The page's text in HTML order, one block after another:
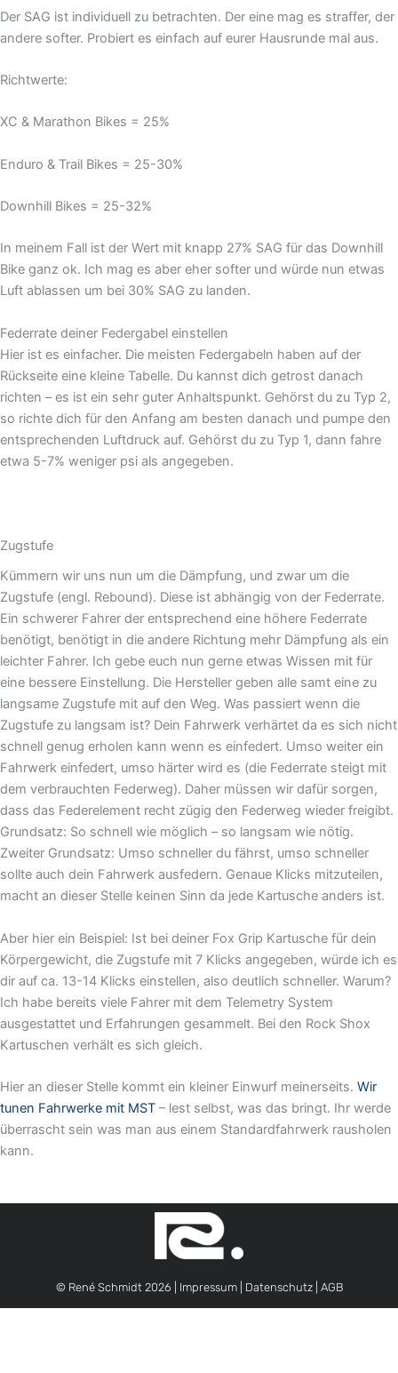
Der SAG ist individuell zu betrachten. Der eine mag es straffer, der
andere softer. Probiert es einfach auf eurer Hausrunde mal aus.
Richtwerte:
XC & Marathon Bikes = 25%
Enduro & Trail Bikes = 25-30%
Downhill Bikes = 25-32%
In meinem Fall ist der Wert mit knapp 27% SAG für das Downhill
Bike ganz ok. Ich mag es aber eher softer und würde nun etwas
Luft ablassen um bei 30% SAG zu landen.
Federrate deiner Federgabel einstellen
Hier ist es einfacher. Die meisten Federgabeln haben auf der
Rückseite eine kleine Tabelle. Du kannst dich getrost danach
richten – es ist ein sehr guter Anhaltspunkt. Gehörst du zu Typ 2,
so richte dich für den Anfang am besten danach und pumpe den
entsprechenden Luftdruck auf. Gehörst du zu Typ 1, dann fahre
etwa 5-7% weniger psi als angegeben.
Zugstufe
Kümmern wir uns nun um die Dämpfung, und zwar um die
Zugstufe (engl. Rebound). Diese ist abhängig von der Federrate.
Ein schwerer Fahrer der entsprechend eine höhere Federrate
benötigt, benötigt in die andere Richtung mehr Dämpfung als ein
leichter Fahrer. Ich gebe euch nun gerne etwas Wissen mit für
eine bessere Einstellung. Die Hersteller geben alle samt eine zu
langsame Zugstufe mit auf den Weg. Was passiert wenn die
Zugstufe zu langsam ist? Dein Fahrwerk verhärtet da es sich nicht
schnell genug erholen kann wenn es einfedert. Umso weiter ein
Fahrwerk einfedert, umso härter wird es (die Federrate steigt mit
dem verbrauchten Federweg). Daher müssen wir dafür sorgen,
dass das Federelement recht zügig den Federweg wieder freigibt.
Grundsatz: So schnell wie möglich – so langsam wie nötig.
Zweiter Grundsatz: Umso schneller du fährst, umso schneller
sollte auch dein Fahrwerk ausfedern. Genaue Klicks mitzuteilen,
macht an dieser Stelle keinen Sinn da jede Kartusche anders ist.
Aber hier ein Beispiel: Ist bei deiner Fox Grip Kartusche für dein
Körpergewicht, die Zugstufe mit 7 Klicks angegeben, würde ich es
dir auf ca. 13-14 Klicks einstellen, also deutlich schneller. Warum?
Ich habe bereits viele Fahrer mit dem Telemetry System
ausgestattet und Erfahrungen gesammelt. Bei den Rock Shox
Kartuschen verhält es sich gleich.
Hier an dieser Stelle kommt ein kleiner Einwurf meinerseits. Wir
tunen Fahrwerke mit MST – lest selbst, was das bringt. Ihr werde
überrascht sein was man aus einem Standardfahrwerk rausholen
kann.
© René Schmidt 2026 | Impressum| Datenschutz| AGB